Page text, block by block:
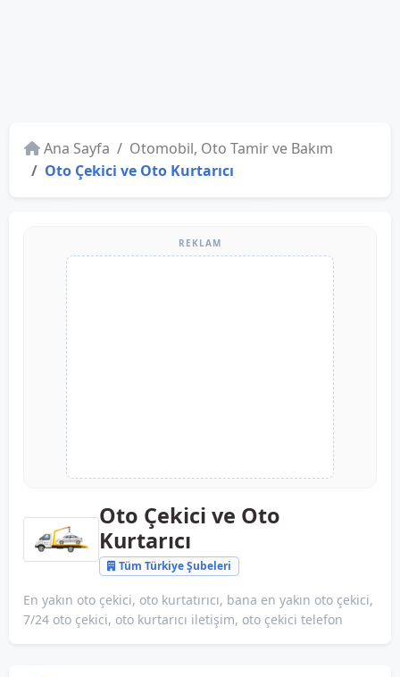
Ana Sayfa
Otomobil, Oto Tamir ve Bakım
Oto Çekici ve Oto Kurtarıcı
REKLAM
Oto Çekici ve Oto
Kurtarıcı
Tüm Türkiye Şubeleri
En yakın oto çekici, oto kurtatırıcı, bana en yakın oto çekici,
7/24 oto çekici, oto kurtarıcı iletişim, oto çekici telefon